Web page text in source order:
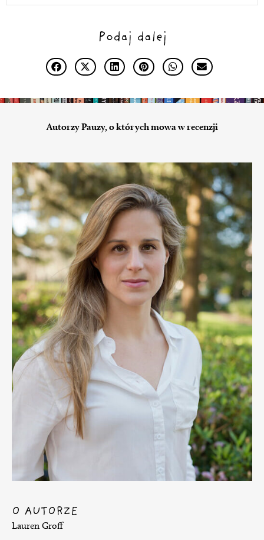
Podaj dalej
Autorzy Pauzy, o których mowa w recenzji
O AUTORZE
Lauren Groff